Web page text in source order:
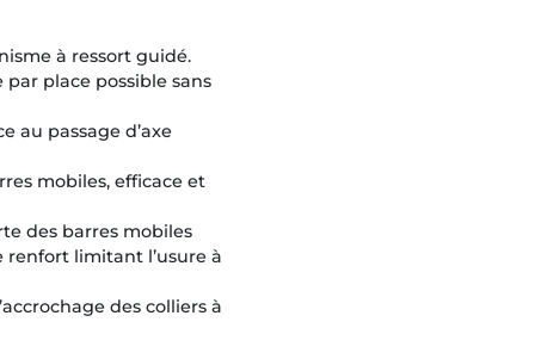
à ressort guidé.
place possible sans
au passage d’axe
mobiles, efficace et
des barres mobiles
renfort limitant l’usure à
des colliers à